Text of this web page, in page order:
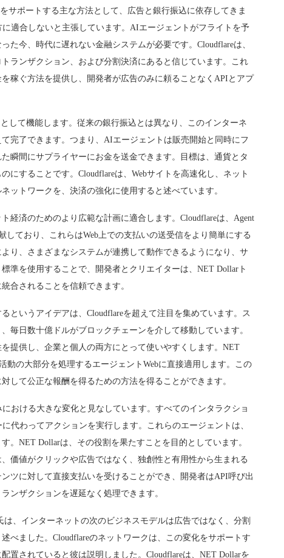
サポートする主な方法として、広告と銀行振込に依存してきま
適合しないと主張しています。AIエージェントがフライトを予
た今、時代に遅れない金融システムが必要です。Cloudflareは、
ランザクション、および分割決済にあると信じています。これ
稼ぐ方法を提供し、開発者が広告のみに頼ることなくAPIとアプ
して機能します。従来の銀行振込とは異なり、このインターネ
完了できます。つまり、AIエージェントは販売開始と同時にフ
瞬間にサプライヤーにお金を送金できます。目標は、通貨とタ
にすることです。Cloudflareは、Webサイトを高速化し、ネット
ットワークを、決済の強化に使用すると述べています。
経済のためのより広範な計画に適合します。Cloudflareは、Agent
しており、これらはWeb上での支払いの送受信をより簡単にする
り、さまざまなシステムが連携して動作できるようになり、サ
準を使用することで、開発者とクリエイターは、NET Dollarト
合されることを信頼できます。
というアイデアは、Cloudflareを超えて注目を集めています。ス
毎日数十億ドルがブロックチェーンを介して移動しています。
提供し、企業と個人の両方にとって使いやすくします。NET
の大部分を処理するエージェントWebに直接適用します。この
して公正な報酬を得るための方法を得ることができます。
おける大きな変化と見なしています。すべてのインタラクショ
代わってアクションを実行します。これらのエージェントは、
。NET Dollarは、その役割を果たすことを目的としています。
価値がクリックや広告ではなく、独創性と有用性から生まれる
ツに対して直接支払いを受けることができ、開発者はAPI呼び出
ンザクションを遅延なく処理できます。
、インターネットの次のビジネスモデルは広告ではなく、分割
べました。Cloudflareのネットワークは、この変化をサポートす
置されていると彼は説明しました。Cloudflareは、NET Dollarを